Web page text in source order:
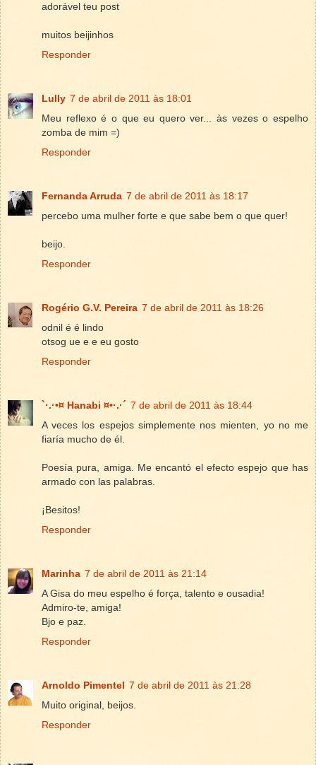
adorável teu post
muitos beijinhos
Responder
Lully 7 de abril de 2011 às 18:01
Meu reflexo é o que eu quero ver... às vezes o espelho
zomba de mim =)
Responder
Fernanda Arruda 7 de abril de 2011 às 18:17
percebo uma mulher forte e que sabe bem o que quer!
beijo.
Responder
Rogério G.V. Pereira 7 de abril de 2011 às 18:26
odnil é é lindo
otsog ue e e eu gosto
Responder
`·.·•¤ Hanabi ¤•·.·´ 7 de abril de 2011 às 18:44
A veces los espejos simplemente nos mienten, yo no me
fiaría mucho de él.
Poesía pura, amiga. Me encantó el efecto espejo que has
armado con las palabras.
¡Besitos!
Responder
Marinha 7 de abril de 2011 às 21:14
A Gisa do meu espelho é força, talento e ousadia!
Admiro-te, amiga!
Bjo e paz.
Responder
Arnoldo Pimentel 7 de abril de 2011 às 21:28
Muito original, beijos.
Responder